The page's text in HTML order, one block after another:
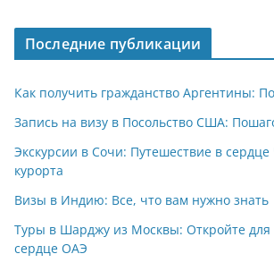
Последние публикации
Как получить гражданство Аргентины:
Запись на визу в Посольство США:
Экскурсии в Сочи: Путешествие в
курорта
Визы в Индию: Все, что вам нужно знать
Туры в Шарджу из Москвы: Откройте для
сердце ОАЭ